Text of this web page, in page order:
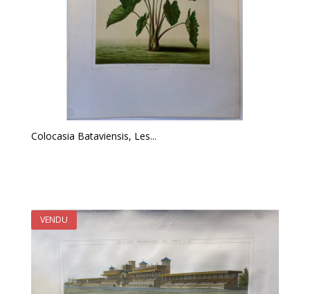
Colocasia Bataviensis, Les...
VENDU